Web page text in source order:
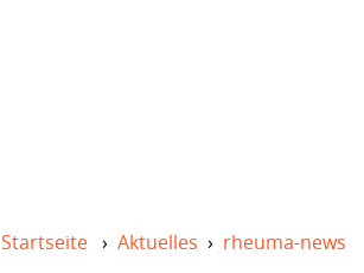
Startseite › Aktuelles › rheuma-news